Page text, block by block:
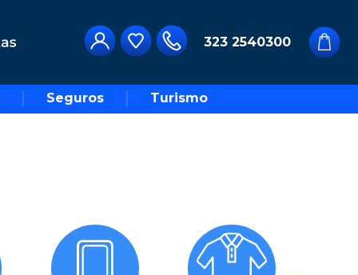
323 2540300
Seguros Turismo